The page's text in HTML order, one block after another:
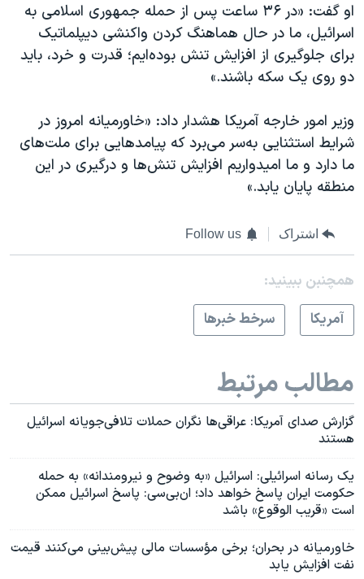
او گفت: «در ۳۶ ساعت پس از حمله جمهوری اسلامی به
اسرائیل، ما در حال هماهنگ کردن واکنشی دیپلماتیک
برای جلوگیری از افزایش تنش بوده‌ایم؛ قدرت و خرد، باید
دو روی یک سکه باشند.»
وزیر امور خارجه آمریکا هشدار داد: «خاورمیانه امروز در
شرایط استثنایی به‌سر می‌برد که پیامدهایی برای ملت‌های
ما دارد و ما امیدواریم افزایش تنش‌ها و درگیری در این
منطقه پایان یابد.»
اشتراک Follow us
همچنبن ببینید:
آمريکا
سرخط خبرها
مطالب مرتبط
گزارش صدای آمریکا: عراقی‌ها نگران حملات تلافی‌جویانه اسرائیل
هستند
یک رسانه اسرائیلی: اسرائیل «به وضوح و نیرومندانه» به حمله
حکومت‌ ایران پاسخ خواهد داد؛ ان‌بی‌سی: پاسخ اسرائیل ممکن
است «قریب الوقوع» باشد
خاورمیانه در بحران؛ برخی مؤسسات مالی پیش‌بینی می‌کنند قیمت
نفت افزایش یابد